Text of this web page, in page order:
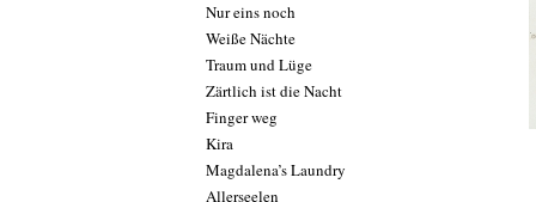
Nur eins noch
Weiße Nächte
Traum und Lüge
Zärtlich ist die Nacht
Finger weg
Kira
Magdalena’s Laundry
Allerseelen